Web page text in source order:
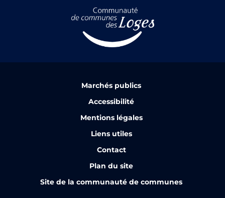
Marchés publics
Accessibilité
Mentions légales
Liens utiles
Contact
Plan du site
Site de la communauté de communes